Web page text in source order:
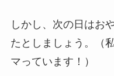
しかし、次の日はお
たとしましょう。（
マっています！）